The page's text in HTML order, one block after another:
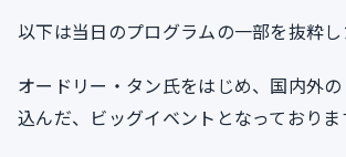
以下は当日のプログラムの一部を抜粋し
オードリー・タン氏をはじめ、国内外
込んだ、ビッグイベントとなっておりま